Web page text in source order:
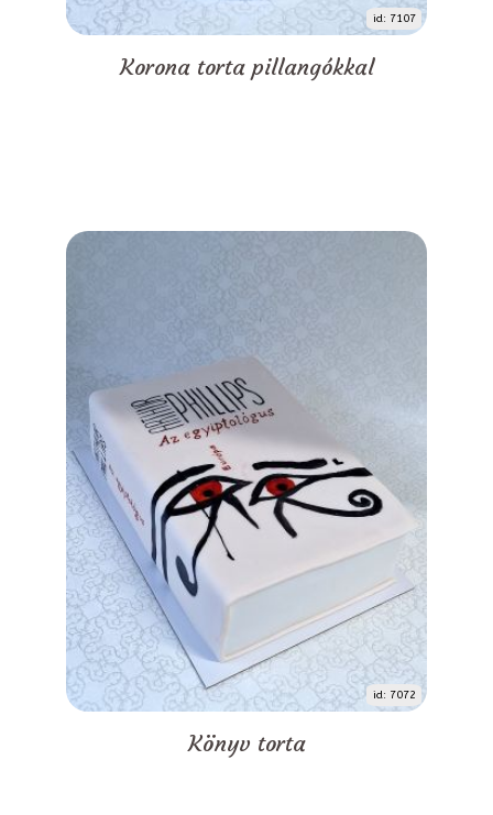
id: 7107
Korona torta pillangókkal
id: 7072
Könyv torta